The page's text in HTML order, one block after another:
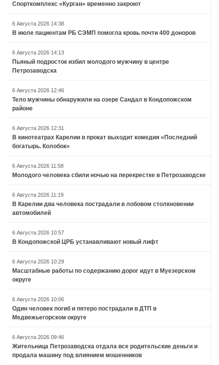
Спорткомплекс «Курган» временно закроют
6 Августа 2026 14:38
В июле пациентам РБ СЭМП помогла кровь почти 400 доноров
6 Августа 2026 14:13
Пьяный подросток избил молодого мужчину в центре
Петрозаводска
6 Августа 2026 12:46
Тело мужчины обнаружили на озере Сандал в Кондопожском
районе
6 Августа 2026 12:31
В кинотеатрах Карелии в прокат выходит комедия «Последний
богатырь. Колобок»
6 Августа 2026 11:58
Молодого человека сбили ночью на перекрестке в Петрозаводске
6 Августа 2026 11:19
В Карелии два человека пострадали в лобовом столкновении
автомобилей
6 Августа 2026 10:57
В Кондопожской ЦРБ устанавливают новый лифт
6 Августа 2026 10:29
Масштабные работы по содержанию дорог идут в Муезерском
округе
6 Августа 2026 10:06
Один человек погиб и пятеро пострадали в ДТП в
Медвежьегорском округе
6 Августа 2026 09:46
Жительница Петрозаводска отдала все родительские деньги и
продала машину под влиянием мошенников